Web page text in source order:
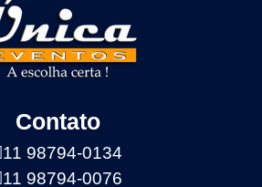
Contato
11 98794-0134
11 98794-0076